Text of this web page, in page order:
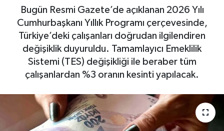
Bugün Resmi Gazete’de açıklanan 2026 Yılı
Cumhurbaşkanı Yıllık Programı çerçevesinde,
Türkiye’deki çalışanları doğrudan ilgilendiren
değişiklik duyuruldu. Tamamlayıcı Emeklilik
Sistemi (TES) değişikliği ile beraber tüm
çalışanlardan %3 oranın kesinti yapılacak.